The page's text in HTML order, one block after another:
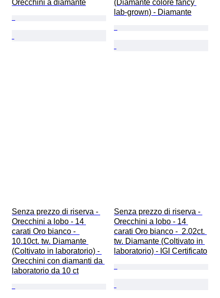
Orecchini a diamante
(Diamante colore fancy
lab-grown) - Diamante
Senza prezzo di riserva -
Orecchini a lobo - 14
carati Oro bianco -
10.10ct. tw. Diamante
(Coltivato in laboratorio) -
Orecchini con diamanti da
laboratorio da 10 ct
Senza prezzo di riserva -
Orecchini a lobo - 14
carati Oro bianco -  2.02ct.
tw. Diamante (Coltivato in
laboratorio) - IGI Certificato